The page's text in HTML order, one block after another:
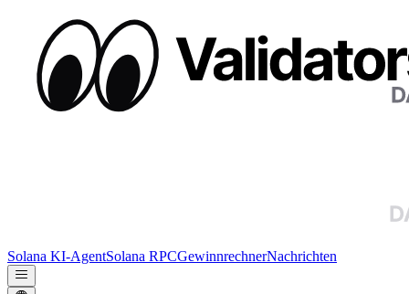
Solana KI-AgentSolana RPCGewinnrechnerNachrichten